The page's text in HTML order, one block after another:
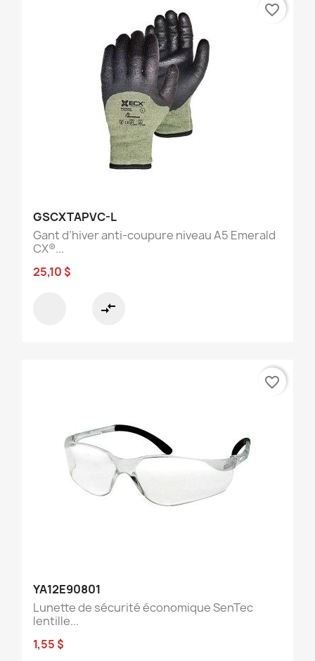
GSCXTAPVC-L
Gant d’hiver anti-coupure niveau A5 Emerald
CX®...
25,10 $
compare_arrows
favorite_border
YA12E90801
Lunette de sécurité économique SenTec
lentille...
1,55 $
favorite_border